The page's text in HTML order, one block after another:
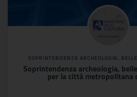
SOPRINTENDENZA ARCHEOLOGIA,
Soprintendenza archeologia,
per la città metropolitana